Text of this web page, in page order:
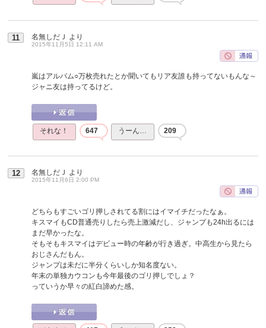
11 名無しだＪ より
2015年11月5日 12:11 AM
嵐はアルバム○万枚売れたとか聞いてもリア友誰も持ってないもんな～
ジャニ友は持ってるけど。
それな！ 647 うーん… 209
12 名無しだＪ より
2015年11月6日 2:00 PM
どちらもすごいゴリ押しされてる割にはイマイチだったなぁ。
キスマイもCD普通売りしたら売上激減だし、ジャンプも24h出るには
まだ早かったな。
そもそもキスマイはデビュー時の年齢が行き過ぎ。中高生から見たら
おじさんだもん。
ジャンプは未だに半分くらいしか知名度ない。
年末の単独カウコンも今年最後のゴリ押しでしょ？
っていうか早々の紅白諦めた感。